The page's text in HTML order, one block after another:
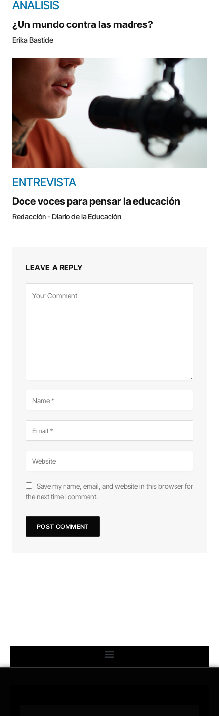
ANÁLISIS
¿Un mundo contra las madres?
Erika Bastide
ENTREVISTA
Doce voces para pensar la educación
Redacción - Diario de la Educación
LEAVE A REPLY
Save my name, email, and website in this browser for
the next time I comment.